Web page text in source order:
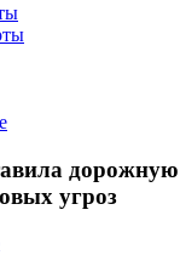
угроз